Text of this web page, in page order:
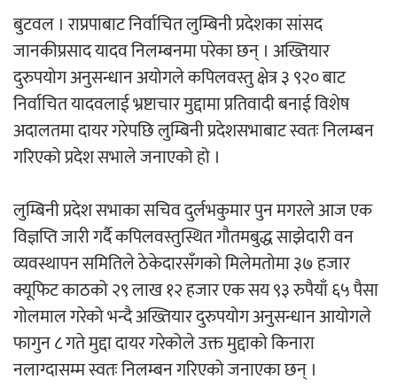
हलमा छैन ‘गौँथली’को टिकट
‘आइतबारको अफिस’ को परिचर्चा सम्पन्न
अर्जुन चन्द्रको ‘संवेदनाका प्रतिध्वनि’
मुक्तकसङ्ग्रह लोकार्पण
बुटवल । राप्रपाबाट निर्वाचित लुम्बिनी प्रदेशका सांसद
जानकीप्रसाद यादव निलम्बनमा परेका छन् । अख्तियार
दुरुपयोग अनुसन्धान अयोगले कपिलवस्तु क्षेत्र ३ ९२० बाट
निर्वाचित यादवलाई भ्रष्टाचार मुद्दामा प्रतिवादी बनाई विशेष
अदालतमा दायर गरेपछि लुम्बिनी प्रदेशसभाबाट स्वतः निलम्बन
गरिएको प्रदेश सभाले जनाएको हो ।
लुम्बिनी प्रदेश सभाका सचिव दुर्लभकुमार पुन मगरले आज एक
विज्ञप्ति जारी गर्दै कपिलवस्तुस्थित गौतमबुद्ध साझेदारी वन
व्यवस्थापन समितिले ठेकेदारसँगको मिलेमतोमा ३७ हजार
क्यूफिट काठको २९ लाख १२ हजार एक सय ९३ रुपैयाँ ६५ पैसा
गोलमाल गरेको भन्दै अख्तियार दुरुपयोग अनुसन्धान आयोगले
फागुन ८ गते मुद्दा दायर गरेकोले उक्त मुद्दाको किनारा
नलाग्दासम्म स्वतः निलम्बन गरिएको जनाएका छन् ।